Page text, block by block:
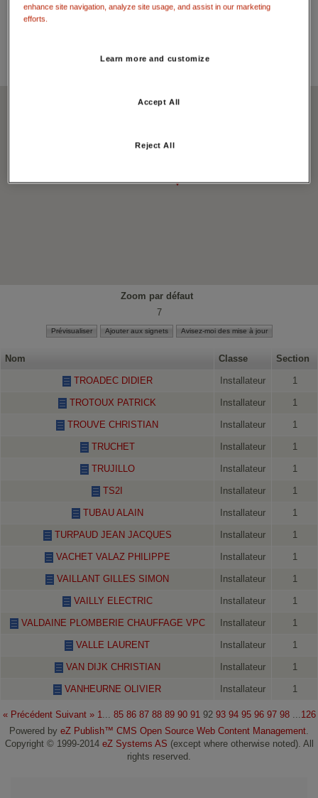
Longitude:
78 Avenue Jean Boutton, 49130 Les Ponts-de-Cé - FRANCE
Zoom par défaut
7
Nom Classe Section
TROADEC DIDIER Installateur 1
TROTOUX PATRICK Installateur 1
TROUVE CHRISTIAN Installateur 1
TRUCHET Installateur 1
TRUJILLO Installateur 1
TS2I Installateur 1
TUBAU ALAIN Installateur 1
TURPAUD JEAN JACQUES Installateur 1
VACHET VALAZ PHILIPPE Installateur 1
VAILLANT GILLES SIMON Installateur 1
VAILLY ELECTRIC Installateur 1
VALDAINE PLOMBERIE CHAUFFAGE VPC Installateur 1
VALLE LAURENT Installateur 1
VAN DIJK CHRISTIAN Installateur 1
VANHEURNE OLIVIER Installateur 1
« Précédent Suivant » 1... 85 86 87 88 89 90 91 92 93 94 95 96 97 98 ...126
Powered by eZ Publish™ CMS Open Source Web Content Management.
Copyright © 1999-2014 eZ Systems AS (except where otherwise noted). All
rights reserved.
enhance site navigation, analyze site usage, and assist in our marketing
efforts.
Learn more and customize
Reject All
Accept All